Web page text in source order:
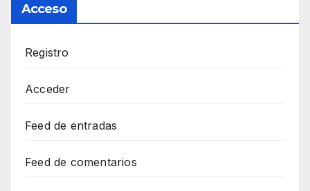
Acceso
Registro
Acceder
Feed de entradas
Feed de comentarios